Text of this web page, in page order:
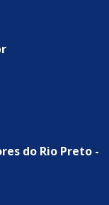
do Rio Preto -